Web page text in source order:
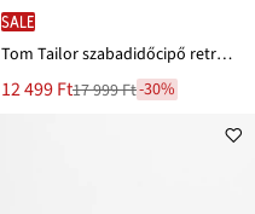
SALE
Tom Tailor szabadidőcipő retro stílusban
Új
12 499 Ft
Leárazva17 999 Ft-30%